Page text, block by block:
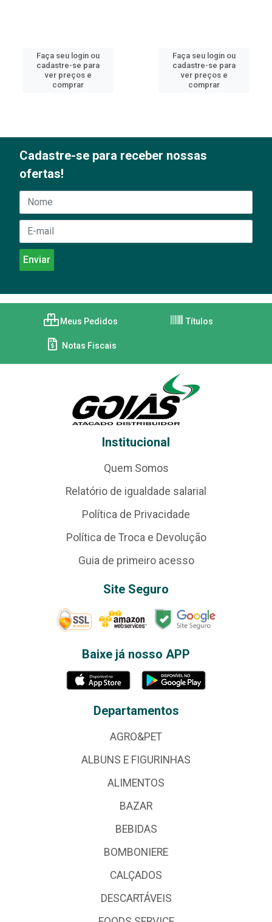
Faça seu login ou
cadastre-se para
ver preços e
comprar
Faça seu login ou
cadastre-se para
ver preços e
comprar
Cadastre-se para receber nossas
ofertas!
Meus Pedidos Títulos
Notas Fiscais
Institucional
Quem Somos
Relatório de igualdade salarial
Política de Privacidade
Política de Troca e Devolução
Guia de primeiro acesso
Site Seguro
Baixe já nosso APP
Departamentos
AGRO&PET
ALBUNS E FIGURINHAS
ALIMENTOS
BAZAR
BEBIDAS
BOMBONIERE
CALÇADOS
DESCARTÁVEIS